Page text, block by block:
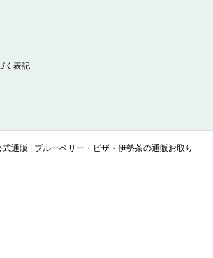
く表記
式通販 | ブルーベリー・ピザ・伊勢茶の通販お取り